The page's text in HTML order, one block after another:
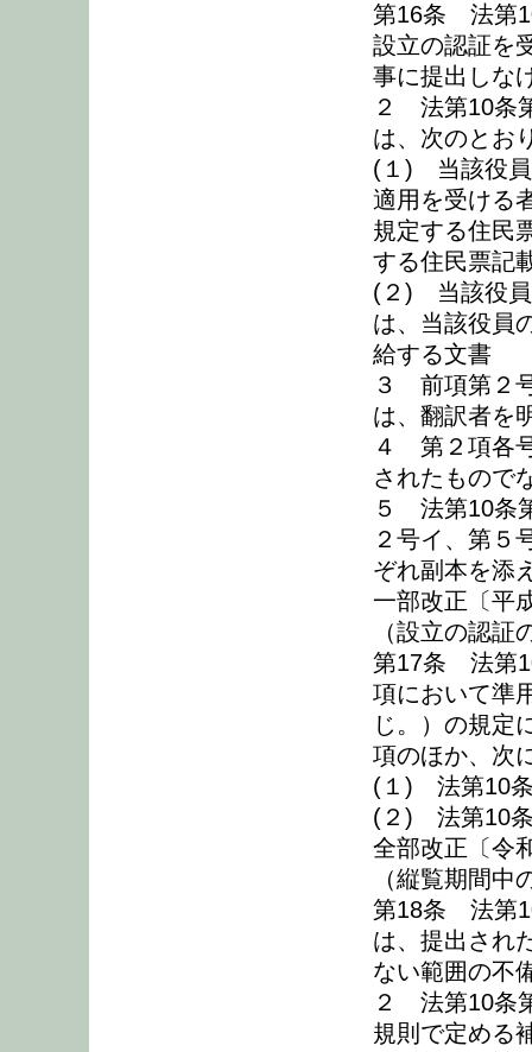
第16条 法第
設立の認証を
事に提出しな
２ 法第10条
は、次のとお
(１) 当該役員
適用を受ける
規定する住民
する住民票記
(２) 当該役員
は、当該役員
給する文書
３ 前項第２
は、翻訳者を
４ 第２項各
されたもので
５ 法第10条
２号イ、第５
ぞれ副本を添
一部改正〔平
（設立の認証
第17条 法第
項において準
じ。）の規定
項のほか、次
(１) 法第10条
(２) 法第10条
全部改正〔令
（縦覧期間中
第18条 法第
は、提出され
ない範囲の不
２ 法第10条
規則で定める